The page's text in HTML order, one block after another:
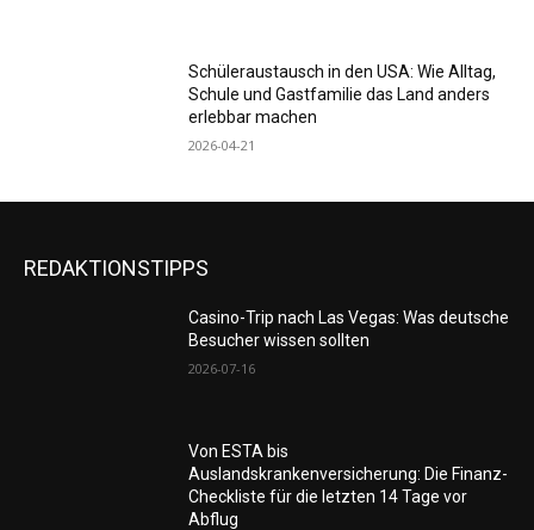
Schüleraustausch in den USA: Wie Alltag,
Schule und Gastfamilie das Land anders
erlebbar machen
2026-04-21
REDAKTIONSTIPPS
Casino-Trip nach Las Vegas: Was deutsche
Besucher wissen sollten
2026-07-16
Von ESTA bis
Auslandskrankenversicherung: Die Finanz-
Checkliste für die letzten 14 Tage vor
Abflug